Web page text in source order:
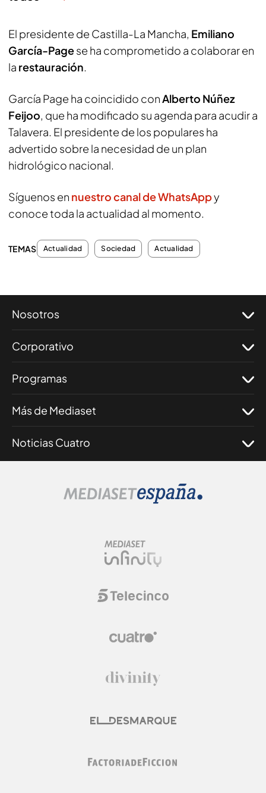
El presidente de Castilla-La Mancha, Emiliano
García-Pagese ha comprometido a colaborar en
la restauración.
García Page ha coincidido conAlberto Núñez
Feijoo, que ha modificado su agenda para acudir a
Talavera. El presidente de los populares ha
advertido sobre la necesidad de un plan
hidrológico nacional.
Síguenos en nuestro canal de WhatsAppy
conoce toda la actualidad al momento.
TEMAS Actualidad Sociedad Actualidad
Nosotros
Corporativo
Programas
Más de Mediaset
Noticias Cuatro